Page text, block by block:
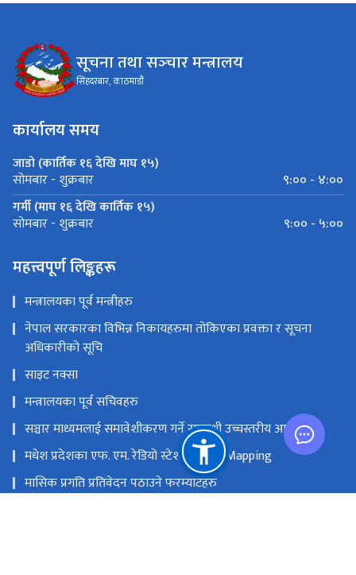
सूचना तथा सञ्‍चार मन्त्रालय
सिंहदरबार, काठमाडौं
कार्यालय समय
जाडो (कार्तिक १६ देखि माघ १५)
सोमबार - शुक्रबार
९:०० - ४:००
गर्मी (माघ १६ देखि कार्तिक १५)
सोमबार - शुक्रबार ९:०० - ५:००
महत्त्वपूर्ण लिङ्कहरू
मन्त्रालयका पूर्व मन्त्रीहरु
नेपाल सरकारका विभिन्न निकायहरुमा तोकिएका प्रवक्ता र सूचना
अधिकारीको सूचि
साइट नक्सा
मन्त्रालयका पूर्व सचिवहरु
सञ्चार माध्यमलाई समावेशीकरण गर्ने सम्बन्धी उच्चस्तरीय आयोग
मधेश प्रदेशका एफ. एम. रेडियो स्टेशनको GIS Mapping
मासिक प्रगति प्रतिवेदन पठाउने फरम्याटहरु